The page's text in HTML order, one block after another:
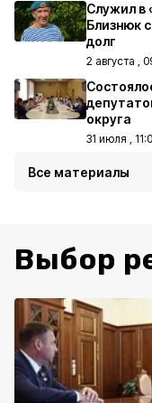
Служил в
Близнюк
долг
2 августа ,
округа
31 июля ,
Все материалы
Выбор